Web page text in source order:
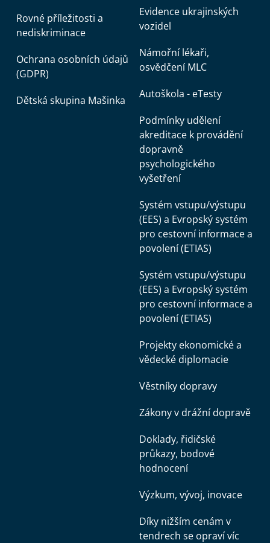
Rovné příležitosti a
nediskriminace
Ochrana osobních údajů
(GDPR)
Dětská skupina Mašinka
Evidence ukrajinských
vozidel
Námořní lékaři,
osvědčení MLC
Autoškola - eTesty
Podmínky udělení
akreditace k provádění
dopravně
psychologického
vyšetření
Systém vstupu/výstupu
(EES) a Evropský systém
pro cestovní informace a
povolení (ETIAS)
Systém vstupu/výstupu
(EES) a Evropský systém
pro cestovní informace a
povolení (ETIAS)
Projekty ekonomické a
vědecké diplomacie
Věstníky dopravy
Zákony v drážní dopravě
Doklady, řidičské
průkazy, bodové
hodnocení
Výzkum, vývoj, inovace
Díky nižším cenám v
tendrech se opraví víc